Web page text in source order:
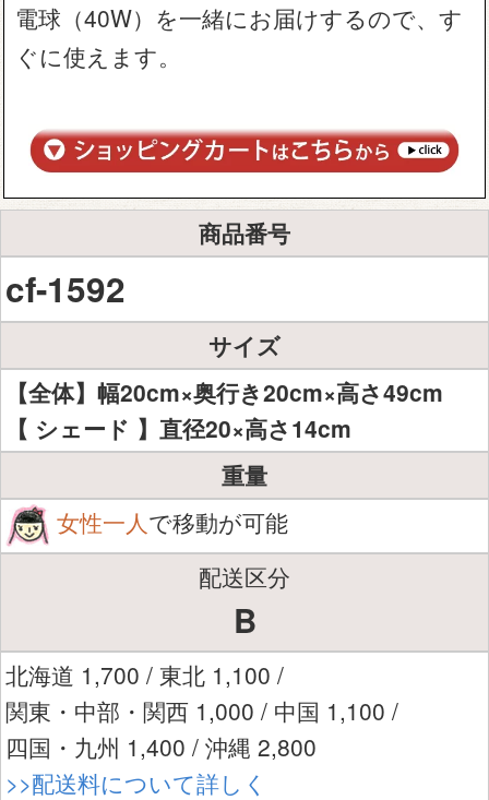
電球（40W）を一緒にお届けするので、す
ぐに使えます。
商品番号
cf-1592
サイズ
【全体】幅20cm×奥行き20cm×高さ49cm
【 シェード 】直径20×高さ14cm
重量
女性一人で移動が可能
配送区分
B
北海道 1,700 / 東北 1,100 /
関東・中部・関西 1,000 / 中国 1,100 /
四国・九州 1,400 / 沖縄 2,800
>>配送料について詳しく